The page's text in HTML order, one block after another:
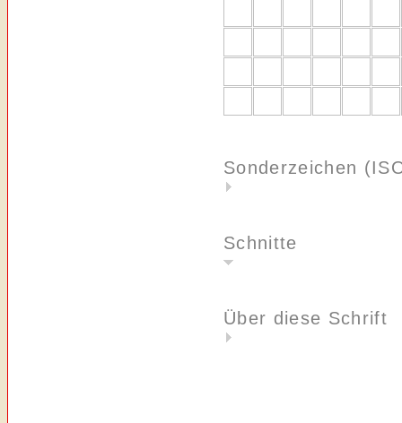
Sonderzeichen
Schnitte
Über diese Schrift